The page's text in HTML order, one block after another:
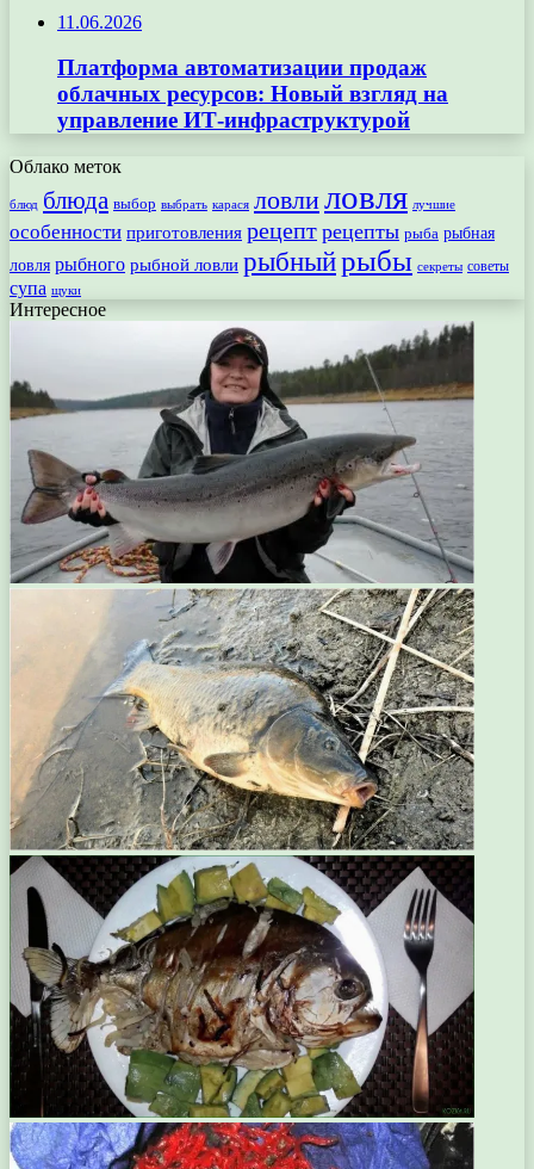
11.06.2026
Платформа автоматизации продаж
облачных ресурсов: Новый взгляд на
управление ИТ-инфраструктурой
Облако меток
блюд блюда выбор выбрать карася ловлиловля лучшие
особенности приготовления рецепт рецепты рыба рыбная
ловля рыбного рыбной ловли рыбныйрыбы секреты советы
супа щуки
Интересное